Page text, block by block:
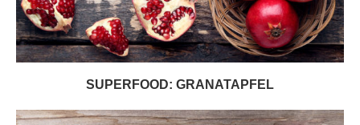
SUPERFOOD: GRANATAPFEL